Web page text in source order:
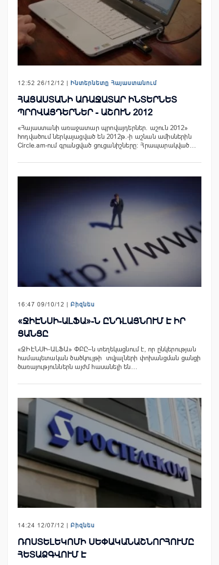
12:52 26/12/12 | Ինտերնետը Հայաստանում
ՀԱՅԱՍՏԱՆԻ ԱՌԱՋԱՏԱՐ ԻՆՏԵՐՆԵՏ
ՊՐՈՎԱՅԴԵՐՆԵՐ - ԱՇՈՒՆ 2012
«Հայաստանի առաջատար պրովայդերներ. աշուն 2012»
հոդվածում ներկայացված են 2012թ.-ի աշնան ամիսներին
Circle.am-ում գրանցված ցուցանիշները: Հրապարակված…
16:47 09/10/12 | Բիզնես
«ՋԻԷՆՍԻ-ԱԼՖԱ»-Ն ԸՆԴԼԱՅՆՈՒՄ Է ԻՐ
ՑԱՆՑԸ
«ՋԻԷՆՍԻ-ԱԼՖԱ» ՓԲԸ–ն տեղեկացնում է, որ ընկերության
համապետական ծածկույթի տվյալների փոխանցման ցանցի
ծառայություններն այժմ հասանելի են…
14:24 12/07/12 | Բիզնես
ՌՈՍՏԵԼԵԿՈՄԻ ՍԵՓԱԿԱՆԱՇՆՈՐՀՈՒՄԸ
ՀԵՏԱՁԳՎՈՒՄ Է